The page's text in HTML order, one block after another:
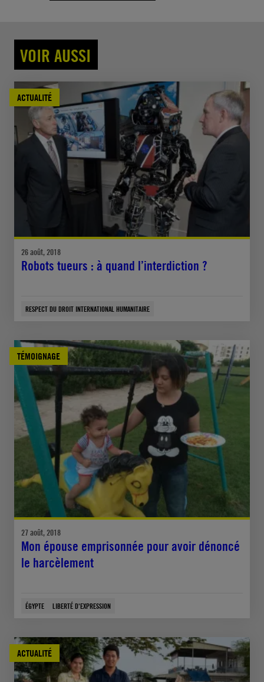
VOIR AUSSI
ACTUALITÉ
26 août, 2018
Robots tueurs : à quand l’interdiction ?
RESPECT DU DROIT INTERNATIONAL HUMANITAIRE
TÉMOIGNAGE
27 août, 2018
Mon épouse emprisonnée pour avoir dénoncé
le harcèlement
ÉGYPTE LIBERTÉ D'EXPRESSION
ACTUALITÉ